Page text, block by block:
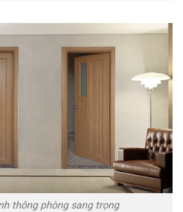
thông phòng sang trọng